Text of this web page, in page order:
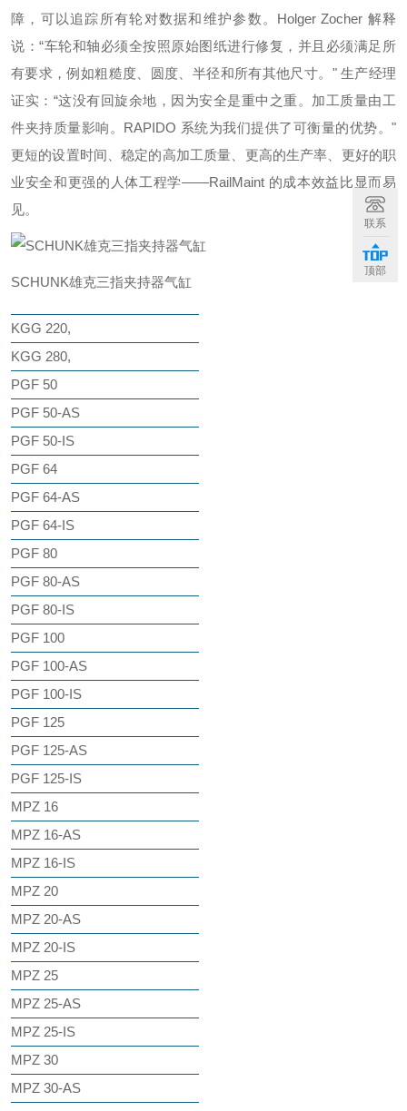
障，可以追踪所有轮对数据和维护参数。Holger Zocher 解释
说：“车轮和轴必须全按照原始图纸进行修复，并且必须满足所
有要求，例如粗糙度、圆度、半径和所有其他尺寸。" 生产经理
证实：“这没有回旋余地，因为安全是重中之重。加工质量由工
件夹持质量影响。RAPIDO 系统为我们提供了可衡量的优势。"
更短的设置时间、稳定的高加工质量、更高的生产率、更好的职
业安全和更强的人体工程学——RailMaint 的成本效益比显而易
见。
SCHUNK雄克三指夹持器气缸
KGG 220,
KGG 280,
PGF 50
PGF 50-AS
PGF 50-IS
PGF 64
PGF 64-AS
PGF 64-IS
PGF 80
PGF 80-AS
PGF 80-IS
PGF 100
PGF 100-AS
PGF 100-IS
PGF 125
PGF 125-AS
PGF 125-IS
MPZ 16
MPZ 16-AS
MPZ 16-IS
MPZ 20
MPZ 20-AS
MPZ 20-IS
MPZ 25
MPZ 25-AS
MPZ 25-IS
MPZ 30
MPZ 30-AS
联系
顶部